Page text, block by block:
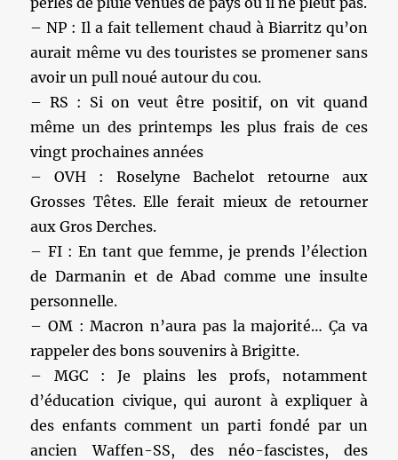
– NP : Il a fait tellement chaud à Biarritz qu’on
aurait même vu des touristes se promener sans
avoir un pull noué autour du cou.
– RS : Si on veut être positif, on vit quand
même un des printemps les plus frais de ces
vingt prochaines années
– OVH : Roselyne Bachelot retourne aux
Grosses Têtes. Elle ferait mieux de retourner
aux Gros Derches.
– FI : En tant que femme, je prends l’élection
de Darmanin et de Abad comme une insulte
personnelle.
– OM : Macron n’aura pas la majorité… Ça va
rappeler des bons souvenirs à Brigitte.
– MGC : Je plains les profs, notamment
d’éducation civique, qui auront à expliquer à
des enfants comment un parti fondé par un
ancien Waffen-SS, des néo-fascistes, des